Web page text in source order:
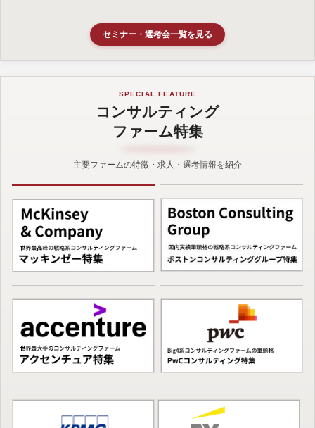
セミナー・選考会一覧を見る
SPECIAL FEATURE
コンサルティング
ファーム特集
主要ファームの特徴・求人・選考情報を紹介